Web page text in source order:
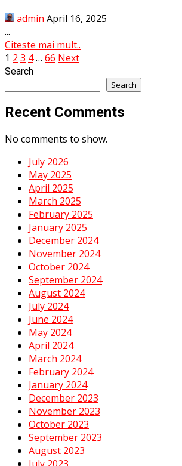
admin April 16, 2025
...
Citeste mai mult..
Posts
pagination
1 2 3 4… 66 Next
Search
Search
Recent Comments
No comments to show.
July 2026
May 2025
April 2025
March 2025
February 2025
January 2025
December 2024
November 2024
October 2024
September 2024
August 2024
July 2024
June 2024
May 2024
April 2024
March 2024
February 2024
January 2024
December 2023
November 2023
October 2023
September 2023
August 2023